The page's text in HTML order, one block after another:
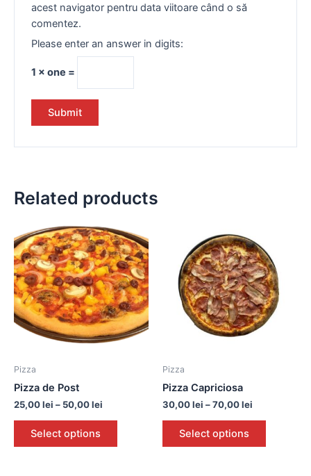
acest navigator pentru data viitoare când o să
comentez.
Please enter an answer in digits:
1 × one =
Related products
Pizza
Pizza de Post
25,00lei – 50,00lei
Select options
Pizza
Pizza Capriciosa
30,00lei –70,00lei
Select options